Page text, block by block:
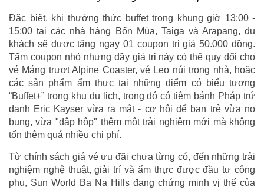
Đặc biệt, khi thưởng thức buffet trong khung giờ 13:00 -
15:00 tại các nhà hàng Bốn Mùa, Taiga và Arapang, du
khách sẽ được tặng ngay 01 coupon trị giá 50.000 đồng.
Tấm coupon nhỏ nhưng đầy giá trị này có thể quy đổi cho
vé Máng trượt Alpine Coaster, vé Leo núi trong nhà, hoặc
các sản phẩm ẩm thực tại những điểm có biểu tượng
“Buffet+” trong khu du lịch, trong đó có tiệm bánh Pháp trứ
danh Eric Kayser vừa ra mắt - cơ hội để bạn trẻ vừa no
bụng, vừa "đập hộp" thêm một trải nghiệm mới mà không
tốn thêm quá nhiều chi phí.
Từ chính sách giá vé ưu đãi chưa từng có, đến những trải
nghiệm nghệ thuật, giải trí và ẩm thực được đầu tư công
phu, Sun World Ba Na Hills đang chứng minh vị thế của